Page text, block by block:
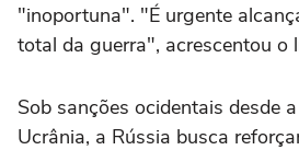
"inoportuna". "É urgente
total da guerra", acrescentou o
Sob sanções ocidentais desde
Ucrânia, a Rússia busca